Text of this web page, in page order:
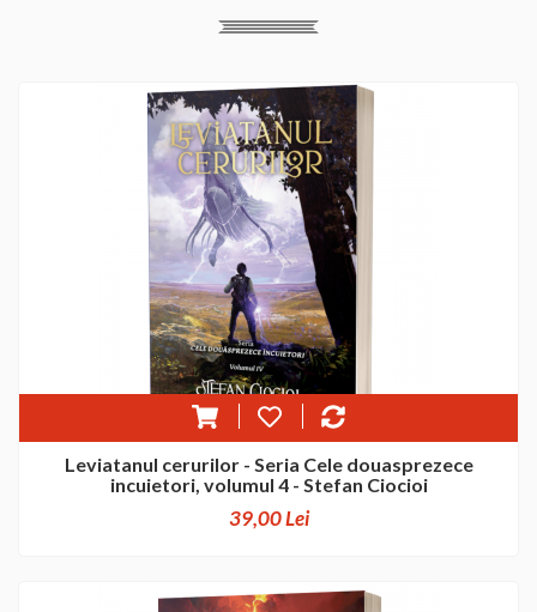
Leviatanul cerurilor - Seria Cele douasprezece
incuietori, volumul 4 - Stefan Ciocioi
39,00 Lei